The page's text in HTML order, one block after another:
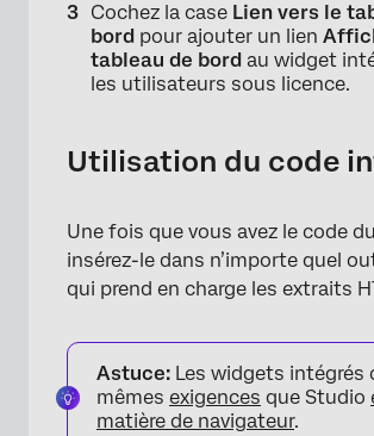
Cochez la case Lien vers le
bord pour ajouter un lien
tableau de bord au widget
les utilisateurs sous licence.
Utilisation du code
Une fois que vous avez le code
insérez-le dans n’importe quel
qui prend en charge les extraits
Astuce: Les widgets intégrés
mêmes exigences que Studio
matière de navigateur.